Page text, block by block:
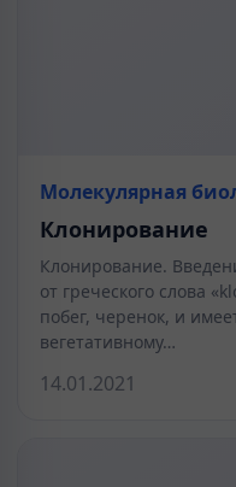
Молекулярная
Клонирование
Клонирование.
от греческого слова
побег, черенок, и
вегетативному…
14.01.2021